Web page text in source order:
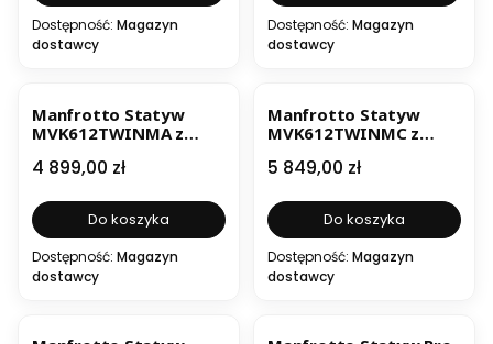
Dostępność: Magazyn
dostawcy
Dostępność: Magazyn
dostawcy
Manfrotto Statyw
MVK612TWINMA z
pokrowcem, rozpórka
Cena
4 899,00 zł
Do koszyka
Dostępność: Magazyn
dostawcy
Manfrotto Statyw
MVK612TWINMC z
pokrowcem, rozpórka
Cena
5 849,00 zł
Do koszyka
Dostępność: Magazyn
dostawcy